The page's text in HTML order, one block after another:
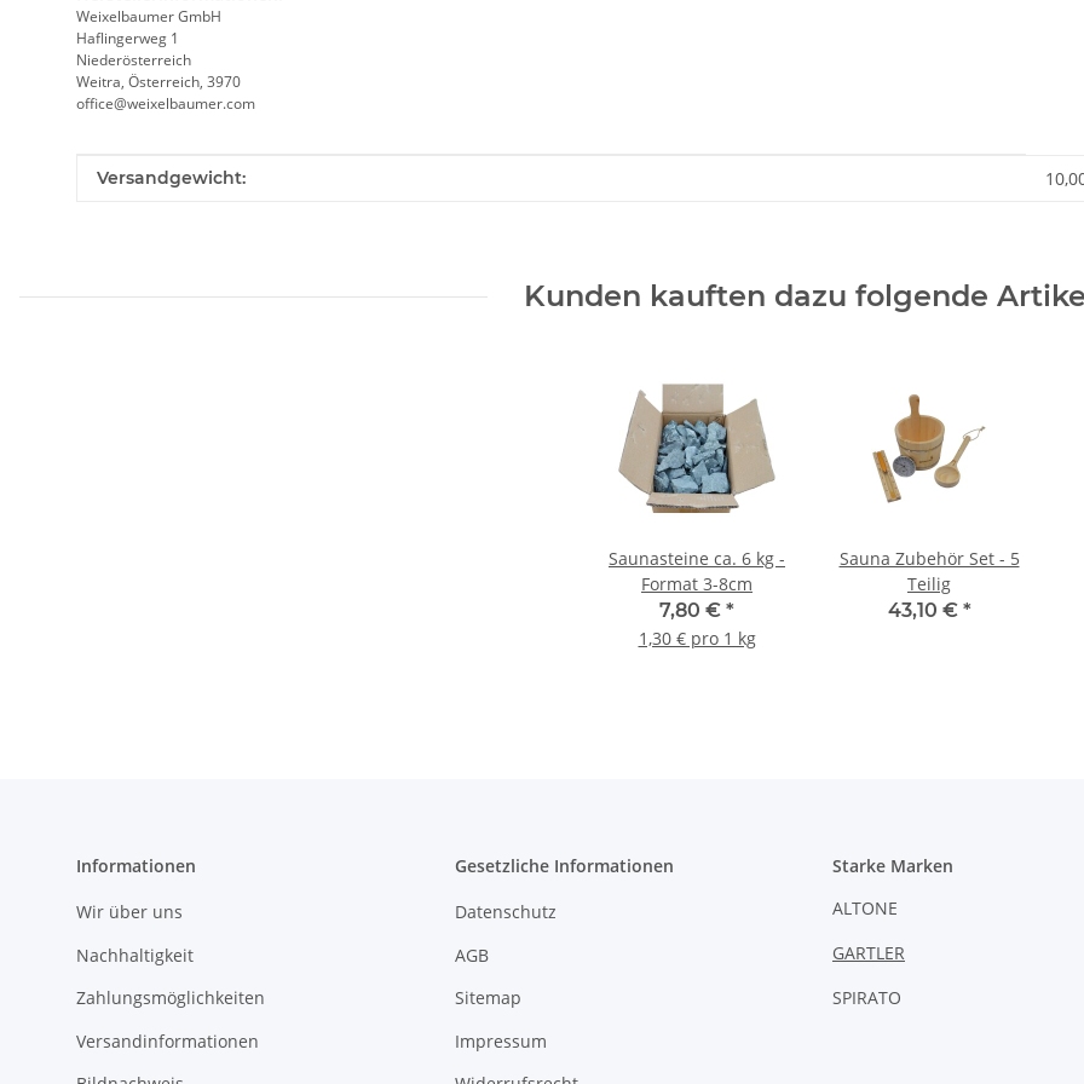
Weixelbaumer GmbH
Haflingerweg 1
Niederösterreich
Weitra, Österreich, 3970
office@weixelbaumer.com
Produkteigenschaft
Wert
Versandgewicht:
Kunden kauften dazu folgende
Saunasteine ca. 6 kg -
Format 3-8cm
7,80 € *
1,30 € pro 1 kg
Sauna Zubehör Set - 5
Teilig
43,10 € *
Informationen
Wir über uns
Nachhaltigkeit
Zahlungsmöglichkeiten
Versandinformationen
Gesetzliche Informationen
Datenschutz
AGB
Sitemap
Impressum
Starke Marken
ALTONE
GARTLER
SPIRATO